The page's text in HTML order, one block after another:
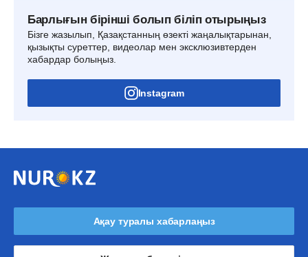
Барлығын бірінші болып біліп отырыңыз
Бізге жазылып, Қазақстанның өзекті жаңалықтарынан,
қызықты суреттер, видеолар мен эксклюзивтерден
хабардар болыңыз.
Instagram
Ақау туралы хабарлаңыз